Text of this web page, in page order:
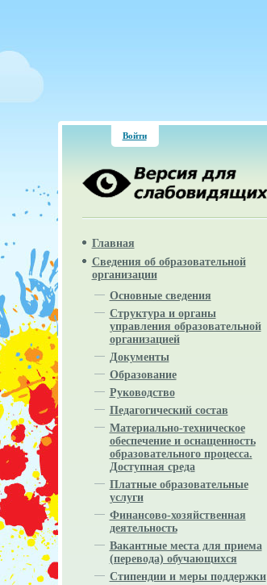
Войти
Главная
Сведения об образовательной
организации
Основные сведения
Структура и органы
управления образовательной
организацией
Документы
Образование
Руководство
Педагогический состав
Материально-техническое
обеспечение и оснащенность
образовательного процесса.
Доступная среда
Платные образовательные
услуги
Финансово-хозяйственная
деятельность
Вакантные места для приема
(перевода) обучающихся
Стипендии и меры поддержки